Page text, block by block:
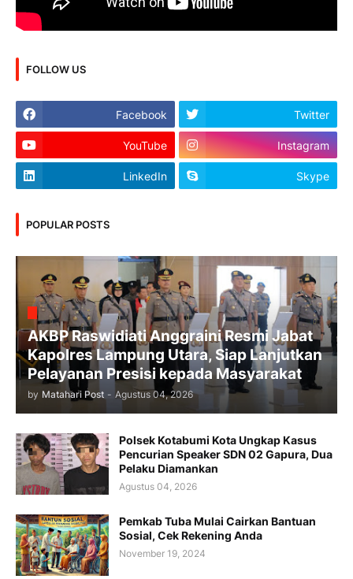
FOLLOW US
Facebook Twitter
YouTube Instagram
LinkedIn Skype
POPULAR POSTS
AKBP Raswidiati Anggraini Resmi Jabat
Kapolres Lampung Utara, Siap Lanjutkan
Pelayanan Presisi kepada Masyarakat
by Matahari Post - Agustus 04, 2026
Polsek Kotabumi Kota Ungkap Kasus
Pencurian Speaker SDN 02 Gapura, Dua
Pelaku Diamankan
Agustus 04, 2026
Pemkab Tuba Mulai Cairkan Bantuan
Sosial, Cek Rekening Anda
November 19, 2024